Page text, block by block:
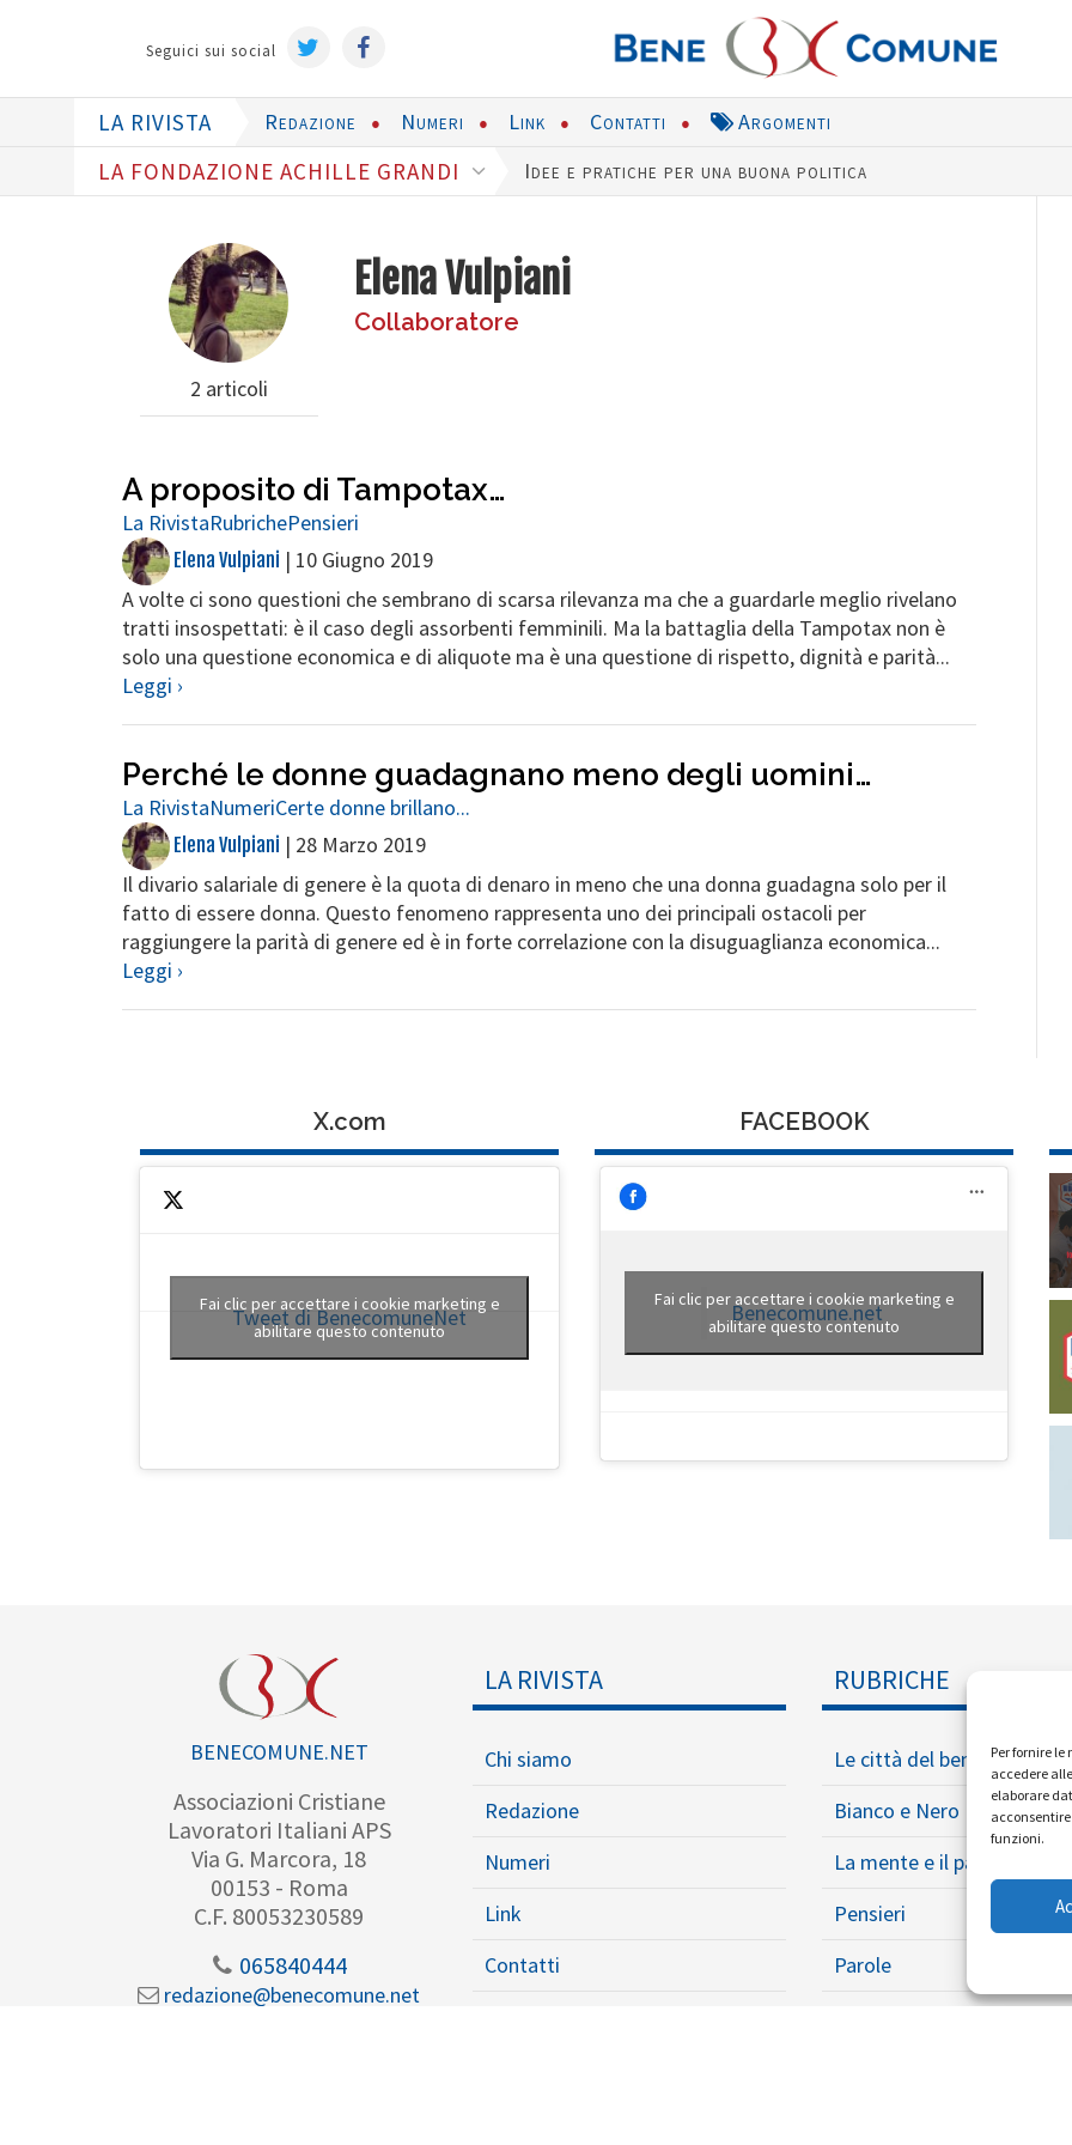
Per fornire
accedere
elaborare
funzioni.
Seguici sui social
LA RIVISTA Redazione Numeri Link Contatti Argomenti
LA FONDAZIONE ACHILLE GRANDI Idee e pratiche per una buona politica
2 articoli
Elena Vulpiani
Collaboratore
A proposito di Tampotax…
La RivistaRubrichePensieri
Elena Vulpiani | 10 Giugno 2019
A volte ci sono questioni che sembrano di scarsa rilevanza ma che a guardarle meglio rivelano
tratti insospettati: è il caso degli assorbenti femminili. Ma la battaglia della Tampotax non è
solo una questione economica e di aliquote ma è una questione di rispetto, dignità e parità...
Leggi ›
Perché le donne guadagnano meno degli uomini…
La RivistaNumeriCerte donne brillano...
Elena Vulpiani | 28 Marzo 2019
Il divario salariale di genere è la quota di denaro in meno che una donna guadagna solo per il
fatto di essere donna. Questo fenomeno rappresenta uno dei principali ostacoli per
raggiungere la parità di genere ed è in forte correlazione con la disuguaglianza economica...
Leggi ›
X.com
Tweet di BenecomuneNet
Fai clic per accettare i cookie marketing e
abilitare questo contenuto
FACEBOOK
Benecomune.net
Fai clic per accettare i cookie marketing e
abilitare questo contenuto
BENECOMUNE.NET
Associazioni Cristiane
Lavoratori Italiani APS
Via G. Marcora, 18
00153 - Roma
C.F. 80053230589
065840444
redazione@benecomune.net
LA RIVISTA
Chi siamo
Redazione
Numeri
Link
Contatti
RUBRICHE
Le città del ben vivere
Bianco e Nero
La mente e il paracadute
Pensieri
Parole